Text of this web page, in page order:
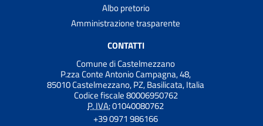
Albo pretorio
Amministrazione trasparente
CONTATTI
Comune di Castelmezzano
P.zza Conte Antonio Campagna, 48,
85010 Castelmezzano, PZ, Basilicata, Italia
Codice fiscale 80006950762
P. IVA:01040080762
+39 0971 986166